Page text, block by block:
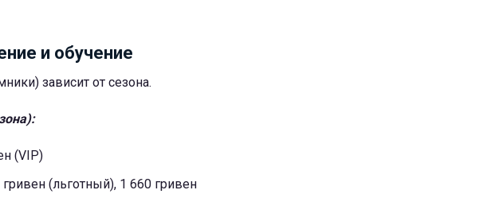
и обучение
зависит от сезона.
(VIP)
(льготный), 1 660 гривен